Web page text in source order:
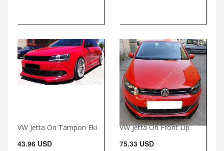
VW Jetta Ön Tampon Eki
43.96 USD
VW Jetta Ön Front Lip
75.33 USD